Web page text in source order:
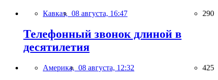
Кавказ, 08 августа, 16:47 290
Телефонный звонок длиной в
десятилетия
Америка, 08 августа, 12:32 425